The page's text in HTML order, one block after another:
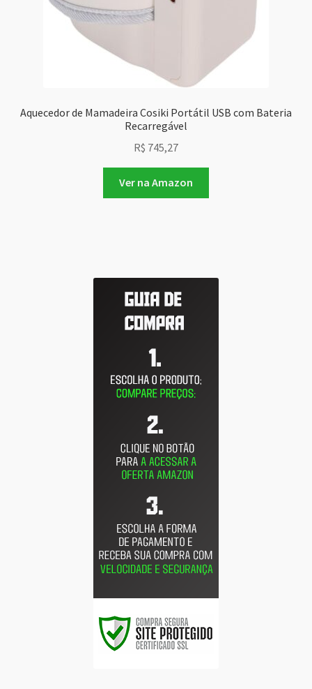
Aquecedor de Mamadeira Cosiki Portátil USB com Bateria
Recarregável
R$ 745,27
Ver na Amazon